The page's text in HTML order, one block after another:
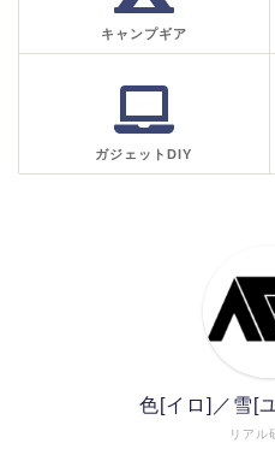
キャンプギア
ガジェットDIY
リアル
色[イロ]／雪[